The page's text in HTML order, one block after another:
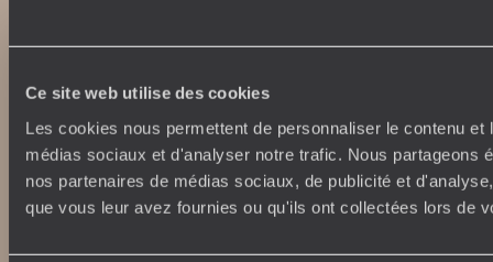
Ce site web utilise des cookies
Les cookies nous permettent de personnaliser le contenu
médias sociaux et d'analyser notre trafic. Nous partageons
nos partenaires de médias sociaux, de publicité et
que vous leur avez fournies ou qu'ils ont collectées lors de
extraordinaryjourneys.com